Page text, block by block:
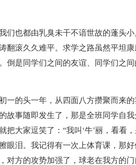
也都由乳臭未干不谙世故的蓬头
翻滚久久难平。求学之路虽然平坦
倒是同学们之间的友谊、同学们之
一的头一年，从四面八方攒聚而来
故事随即发生了，那是全班同学自
把大家逗笑了：“我叫‘牛’丽，看看
眼泪。我记得有一次上体育课，那
对方的攻势加强了，球老在我方的